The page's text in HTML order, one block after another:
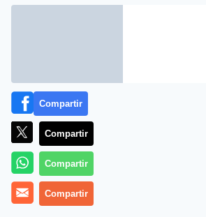
Más información
Compartir
Compartir
Compartir
Compartir